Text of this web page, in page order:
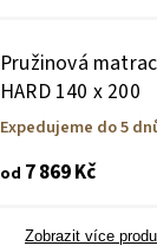
Pružinová
HARD 140 x 200
Expedujeme do 5
od 7 869 Kč
Zobrazit více